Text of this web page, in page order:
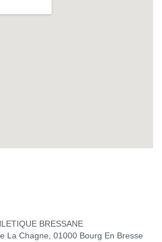
BRESSANE
La Chagne, 01000 Bourg En Bresse